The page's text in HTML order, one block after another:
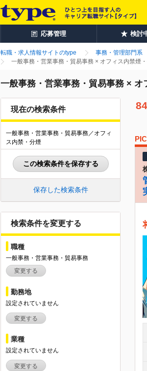
応募管理 検討
転職・求人情報サイトのtype 事務・管理部門系
一般事務・営業事務・貿易事務 × オフィス内禁煙
一般事務・営業事務・貿易事務 ×
現在の検索条件
一般事務・営業事務・貿易事務／オフィ
ス内禁・分煙
この検索条件を保存する
保存した検索条件
検索条件を変更する
職種
一般事務・営業事務・貿易事務
変更する
勤務地
設定されていません
変更する
業種
設定されていません
変更する
84